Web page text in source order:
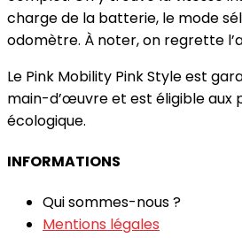
charge de la batterie, le mode
odomètre. À noter, on regrette
Le Pink Mobility Pink Style est
main-d’œuvre et est éligible aux
écologique.
INFORMATIONS
Qui sommes-nous ?
Mentions légales